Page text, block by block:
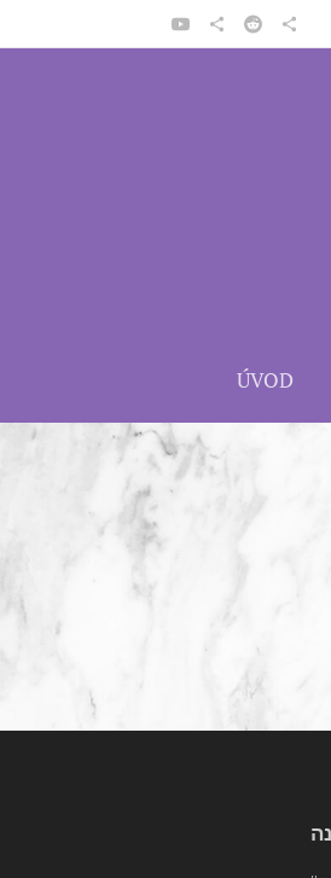
ÚVOD